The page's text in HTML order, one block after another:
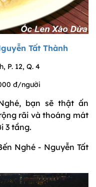
Tất Thành
P. 12, Q. 4
đ/người
bạn sẽ thật ấn
rãi và thoáng mát
3 tầng.
Nghé - Nguyễn Tất